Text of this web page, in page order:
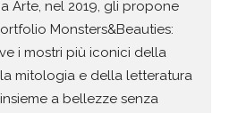
Arte, nel 2019, gli propone
Monsters&Beauties:
i mostri più iconici della
mitologia e della letteratura
a bellezze senza